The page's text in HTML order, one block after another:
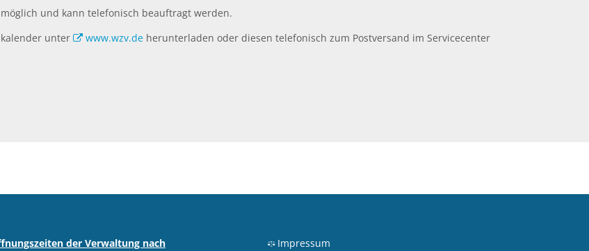
und kann telefonisch beauftragt werden.
unter
www.wzv.deherunterladen oder diesen telefonisch zum Postversand im Servicecenter
der Verwaltung nach
Impressum